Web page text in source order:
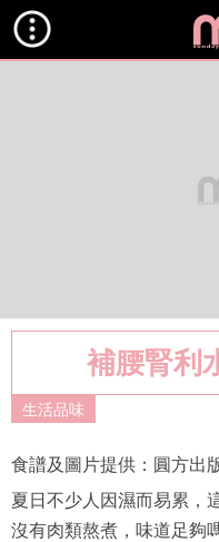
補腰腎利
生活品味
食譜及圖片提供：圓方出
夏日不少人因濕而易累，
沒有肉類熬煮，味道足夠